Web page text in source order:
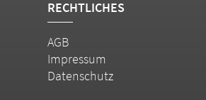
RECHTLICHES
AGB
Impressum
Datenschutz